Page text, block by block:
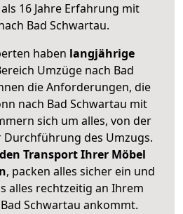
16 Jahre Erfahrung mit
Bad Schwartau.
haben langjährige
Umzüge nach Bad
die Anforderungen, die
nach Bad Schwartau mit
sich um alles, von der
Durchführung des Umzugs.
Transport Ihrer Möbel
, packen alles sicher ein und
alles rechtzeitig an Ihrem
Schwartau ankommt.